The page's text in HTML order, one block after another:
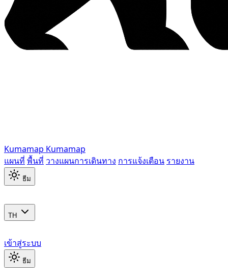
Kumamap Kumamap
แผนที่ พื้นที่ วางแผนการเดินทาง การแจ้งเตือน รายงาน
ธีม
TH
เข้าสู่ระบบ
ธีม